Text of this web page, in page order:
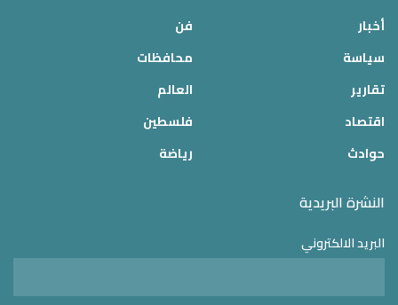
أخبار
سياسة
تقارير
اقتصاد
حوادث
فن
محافظات
العالم
فلسطين
رياضة
النشرة البريدية
البريد الالكتروني